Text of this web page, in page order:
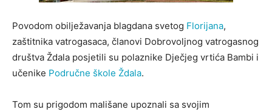
Povodom obilježavanja blagdana svetog Florijana,
zaštitnika vatrogasaca, članovi Dobrovoljnog vatrogasnog
društva Ždala posjetili su polaznike Dječjeg vrtića Bambi i
učenike Područne škole Ždala.
Tom su prigodom mališane upoznali sa svojim